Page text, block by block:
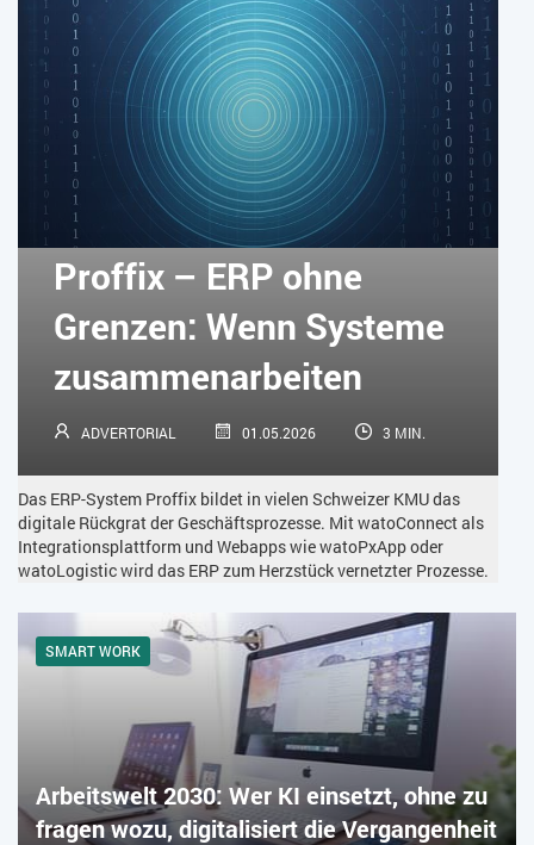
ERP FALLSTUDIEN FERTIGUNG FINANZSOFTWARE
HANDEL HR INDUSTRIE 4.0
IT AUS- UND WEITERBILDUNG IT-INFRASTRUKTUR
IT-JOBS IT-SERVICE MANAGEMENT KI IM ERP
KÜNSTLICHE INTELLIGENZ LOGISTIK LOHN
SOCIAL COMMERCE SOCIAL-MEDIA
SOFTWARE-AS-A-SERVICE SOFTWAREENTWICKLUNG
TRANSPORTLOGISTIK / LAGER
TRENDKOMPASS 2026 USABILITY
USER EXPERIENCE WEBDESIGN WEB-SHOP
ZEITWIRTSCHAFT
Proffix – ERP ohne
Grenzen: Wenn Systeme
zusammenarbeiten
ADVERTORIAL 01.05.2026 3 MIN.
Das ERP-System Proffix bildet in vielen Schweizer KMU das
digitale Rückgrat der Geschäftsprozesse. Mit watoConnect als
Integrationsplattform und Webapps wie watoPxApp oder
watoLogistic wird das ERP zum Herzstück vernetzter Prozesse.
SMART WORK
Arbeitswelt 2030: Wer KI einsetzt, ohne zu
fragen wozu, digitalisiert die Vergangenheit